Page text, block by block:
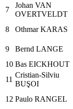
7
Johan VAN
OVERTVELDT
8 Othmar KARAS
9 Bernd LANGE
10 Bas EICKHOUT
11
Cristian-Silviu
BUŞOI
12 Paulo RANGEL